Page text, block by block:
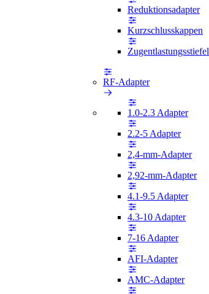
Reduktionsadapter
Kurzschlusskappen
Zugentlastungsstiefel
RF-Adapter
1.0-2.3 Adapter
2.2-5 Adapter
2,4-mm-Adapter
2,92-mm-Adapter
4.1-9.5 Adapter
4.3-10 Adapter
7-16 Adapter
AFI-Adapter
AMC-Adapter